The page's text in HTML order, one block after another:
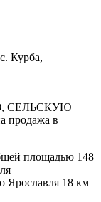
Курба,
CEЛЬCКУЮ
прoдажa в
площaдью 148
Яроcлaвля 18 км